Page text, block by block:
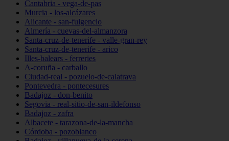
Cantabria - vega-de-pas
Murcia - los-alcázares
Alicante - san-fulgencio
Almería - cuevas-del-almanzora
Santa-cruz-de-tenerife - valle-gran-rey
Santa-cruz-de-tenerife - arico
Illes-balears - ferreries
A-coruña - carballo
Ciudad-real - pozuelo-de-calatrava
Pontevedra - pontecesures
Badajoz - don-benito
Segovia - real-sitio-de-san-ildefonso
Badajoz - zafra
Albacete - tarazona-de-la-mancha
Córdoba - pozoblanco